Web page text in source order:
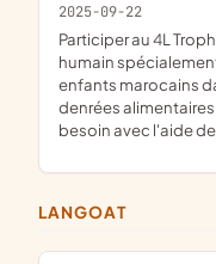
2025-09-22
participer au 4L Trophy édition 2026, un rallye solidaire et
humain
enfants marocains
denrées
besoin avec l'aide
LANGOAT